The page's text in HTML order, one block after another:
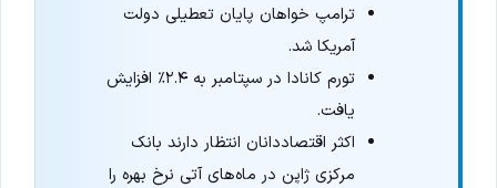
ترامپ خواهان پایان تعطیلی دولت
آمریکا شد.
تورم کانادا در سپتامبر به ۲.۴٪ افزایش
یافت.
اکثر اقتصاددانان انتظار دارند بانک
مرکزی ژاپن در ماه‌های آتی نرخ بهره را